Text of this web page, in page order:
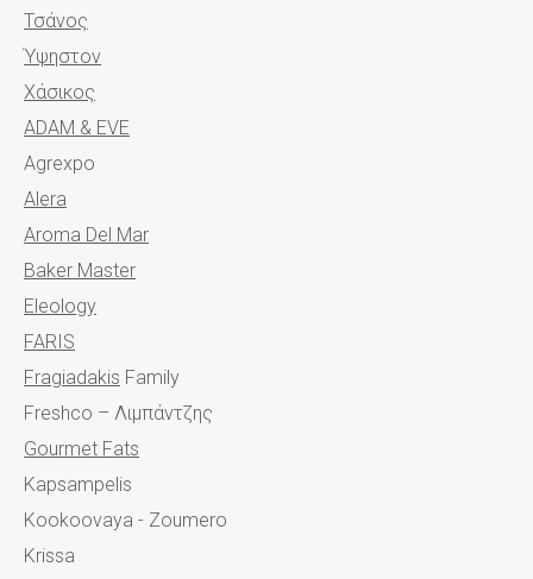
Τσάνος
Ύψηστον
Χάσικος
ADAM & EVE
Agrexpo
Alera
Aroma Del Mar
Baker Master
Eleology
FARIS
Fragiadakis Family
Freshco – Λιμπάντζης
Gourmet Fats
Kapsampelis
Kookoovaya - Zoumero
Krissa